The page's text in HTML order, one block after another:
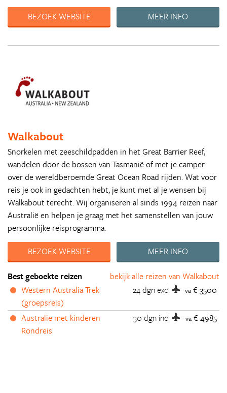
BEZOEK WEBSITE
MEER INFO
Walkabout
Snorkelen met zeeschildpadden in het Great Barrier Reef,
wandelen door de bossen van Tasmanië of met je camper
over de wereldberoemde Great Ocean Road rijden. Wat voor
reis je ook in gedachten hebt, je kunt met al je wensen bij
Walkabout terecht. Wij organiseren al sinds 1994 reizen naar
Australië en helpen je graag met het samenstellen van jouw
persoonlijke reisprogramma.
BEZOEK WEBSITE
MEER INFO
bekijk alle reizen van Walkabout
Best geboekte reizen
Western Australia Trek
(groepsreis)
24 dgnexcl va € 3500
Australië met kinderen
Rondreis
30 dgn incl va € 4985